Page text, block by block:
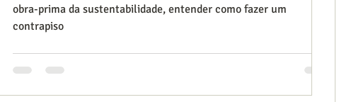
obra-prima da sustentabilidade, entender como fazer um
contrapiso